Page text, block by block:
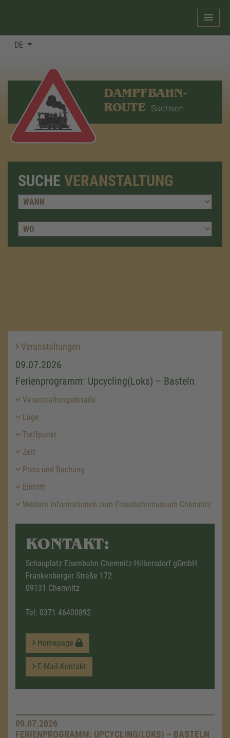
DE
DAMPFBAHN-
ROUTE Sachsen
SUCHE VERANSTALTUNG
Veranstaltungen
09.07.2026
Ferienprogramm: Upcycling(Loks) – Basteln
Veranstaltungsdetails
Lage
Treffpunkt
Zeit
Preis und Buchung
Eintritt
Weitere Informationen zum Eisenbahnmuseum Chemnitz
KONTAKT:
Schauplatz Eisenbahn Chemnitz-Hilbersdorf gGmbH
Frankenberger Straße 172
09131 Chemnitz
Tel. 0371 46400892
Homepage
E-Mail-Kontakt
09.07.2026
FERIENPROGRAMM: UPCYCLING(LOKS) – BASTELN